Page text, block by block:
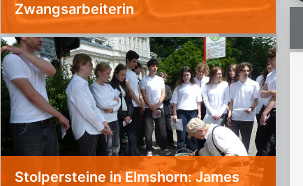
Zwangsarbeiterin
Stolpersteine in Elmshorn: James